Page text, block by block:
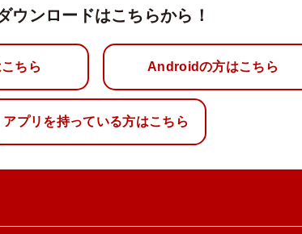
ウンロードはこちらから！
ちら Androidの方はこちら
アプリを持っている方はこちら